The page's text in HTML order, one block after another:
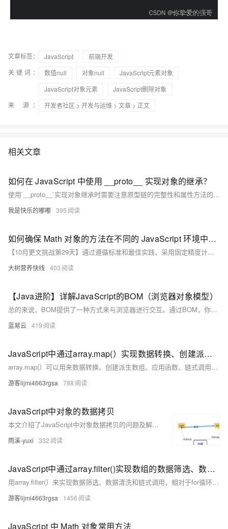
文章标签： JavaScript
前端开发
关键词：
数值null 对象null
JavaScript元素对象
JavaScript对象元素
JavaScript删除对象
来 源：
开发者社区 > 开发与运维 > 文章 > 正文
相关文章
如何在 JavaScript 中使用 __proto__ 实现对象的继承？
使用`__proto__`实现对象继承时需要注意原型链的完整性和属性方法的正确继承，避免出现意外的行为和错误。同时，在现代JavaScript中，也可以使用`class`和`extends`关键字来实现更简洁和直观的继承语法，但理解基于`__proto__`的继承方式对于深入理解JavaScript的面向对象编程和原型链机制仍然具有重要意义。
我是快乐的嘟嘟 395
如何确保 Math 对象的方法在不同的 JavaScript 环境中具有一致的精度？
【10月更文挑战第29天】通过遵循标准和最佳实践、采用固定精度计算、进行全面的测试与验证、避免隐式类型转换以及持续关注和更新等方法，可以在很大程度上确保Math对象的方法在不同的JavaScript环境中具有一致的精度，从而提高代码的可靠性和可移植性。
大树营养快线 403
【Java进阶】详解JavaScript的BOM（浏览器对象模型）
总的来说，BOM提供了一种方式来与浏览器进行交互。通过BOM，你可以操作窗口、获取URL、操作历史、访问HTML文档、获取浏览器信息和屏幕信息等。虽然BOM并没有正式的标准，但大多数现代浏览器都实现了相似的功能，因此，你可以放心地在你的JavaScript代码中使用BOM。
蓝易云 419
JavaScript中通过array.map(）实现数据转换、创建派生数组、异步数据流处理、复杂API请求、DOM操作、搜索和过滤等，array.map(）的使用详解（附实际应用代码）
array.map(）可以用来数据转换、创建派生数组、应用函数、链式调用、异步数据流处理、复杂API请求梳理、提供DOM操作、用来搜索和过滤等，比for好用太多了，主要是写法简单，并且非常直观，并且能提升代码的可读性，也就提升了Long Term代码的可维护性。 只有锻炼思维才能可持续地解决问题，只有思维才是真正值得学习和分享的核心要素。如果这篇博客能给您带来一点帮助，麻烦您点个赞支持一下，还可以收藏起来以备不时之需，有疑问和错误欢迎在评论区指出~
游客lijmi4663rgsa 788
JavaScript中对象的数据拷贝
本文介绍了JavaScript中对象数据拷贝的问题及解决方案。作者首先解释了对象赋值时地址共享导致的值同步变化现象，随后提供了五种解决方法：手动复制、`Object.assign`、扩展运算符、`JSON.stringify`与`JSON.parse`组合以及自定义深拷贝函数。每种方法都有其适用场景和局限性，文章最后鼓励读者关注作者以获取更多前端知识分享。
雨溪-yuxi 332
JavaScript中通过array.filter()实现数组的数据筛选、数据清洗和链式调用，JS中数组过滤器的使用详解（附实际应用代码）
用array.filter(）来实现数据筛选、数据清洗和链式调用，相对于for循环更加清晰，语义化强，能显著提升代码的可读性和可维护性。博客不应该只有代码和解决方案，重点应该在于给出解决方案的同时分享思维模式，只有思维才能可持续地解决问题，只有思维才是真正值得学习和分享的核心要素。如果这篇博客能给您带来一点帮助，麻烦您点个赞支持一下，还可以收藏起来以备不时之需，有疑问和错误欢迎在评论区指出~
游客lijmi4663rgsa 1456
JavaScript 中 Math 对象常用方法